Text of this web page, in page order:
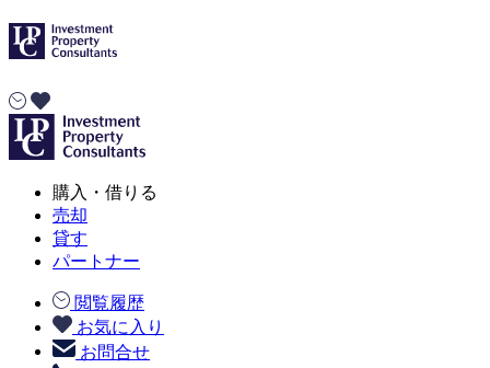
購入・借りる
売却
貸す
パートナー
閲覧履歴
お気に入り
お問合せ